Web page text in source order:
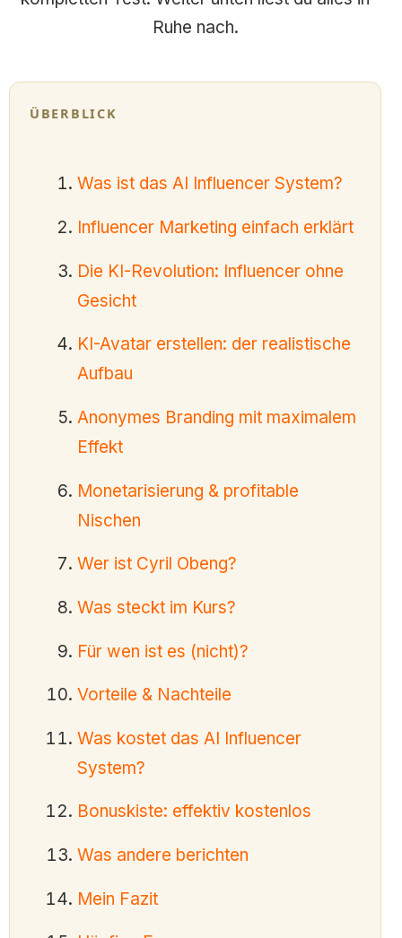
Ruhe nach.
ÜBERBLICK
Was ist das AI Influencer System?
Influencer Marketing einfach erklärt
Die KI-Revolution: Influencer ohne
Gesicht
KI-Avatar erstellen: der realistische
Aufbau
Anonymes Branding mit maximalem
Effekt
Monetarisierung & profitable
Nischen
Wer ist Cyril Obeng?
Was steckt im Kurs?
Für wen ist es (nicht)?
Vorteile & Nachteile
Was kostet das AI Influencer
System?
Bonuskiste: effektiv kostenlos
Was andere berichten
Mein Fazit